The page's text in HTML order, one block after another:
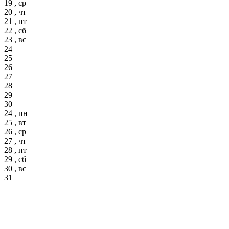
19 , ср
20 , чт
21 , пт
22 , сб
23 , вс
24
25
26
27
28
29
30
24 , пн
25 , вт
26 , ср
27 , чт
28 , пт
29 , сб
30 , вс
31